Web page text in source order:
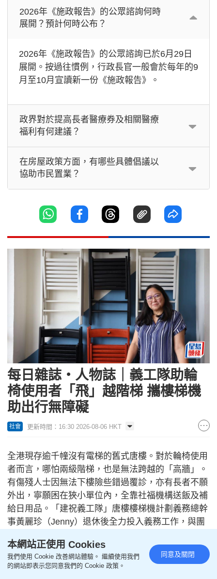
2026年《施政報告》的公眾諮詢何時
展開？預計何時公布？
2026年《施政報告》的公眾諮詢已於6月29日
展開。按過往慣例，行政長官一般會於每年的9
月至10月宣讀新一份《施政報告》。
政界對於提高長者醫療券及相關醫療
福利有何建議？
在房屋政策方面，有哪些具體倡議以
協助市民置業？
每日雜誌‧人物誌｜義工隊助輪
椅使用者「飛」越階梯 攜樓梯機
助出行無障礙
社會 更新時間：16:30 2026-08-06 HKT
全港現存逾千幢沒有電梯的舊式唐樓。對於輪椅使用
者而言，哪怕兩級階梯，也是無法跨越的「高牆」。
有傷殘人士因無法下樓險些錯過覆診，亦有長者不願
外出，寧願困在狹小單位內，全靠社福機構送飯及補
給日用品。「建祝義工隊」唐樓樓梯機計劃義務總幹
事黃麗珍（Jenny）退休後全力投入義務工作，與團
容，深感一切付出皆值得。她堅定地說：「出行是每
個人的基本權利，希望大家都能無障礙地出去曬太
本網站正使用 Cookies
我們使用 Cookie 改善網站體驗。 繼續使用我們
的網站即表示您同意我們的 Cookie 政策。
同意及關閉